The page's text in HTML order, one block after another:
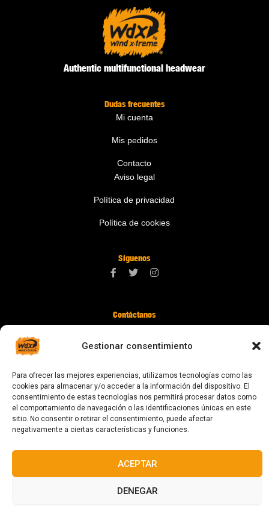
Gestionar consentimiento
Para ofrecer las mejores experiencias, utilizamos tecnologías como las
cookies para almacenar y/o acceder a la información del dispositivo. El
consentimiento de estas tecnologías nos permitirá procesar datos como
el comportamiento de navegación o las identificaciones únicas en este
sitio. No consentir o retirar el consentimiento, puede afectar
negativamente a ciertas características y funciones.
ACEPTAR
DENEGAR
Authentic multifunctional headwear
Dudas frecuentes
Mi cuenta
Mis pedidos
Contacto
Aviso legal
Política de privacidad
Política de cookies
Síguenos
Contáctanos
digital@zonawind.com
Av. de la Mare de Déu de Montserrat, 115
08024 Barcelona
© 2023 Todos los derechos reservados
Diseñado y fabricado en Barcelona